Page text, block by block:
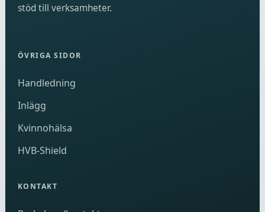
stöd till verksamheter.
ÖVRIGA SIDOR
Handledning
Inlägg
Kvinnohälsa
HVB-Shield
KONTAKT